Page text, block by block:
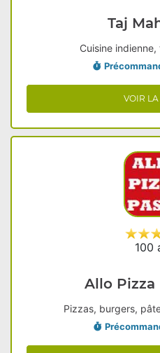
Taj
Cuisine
VOIR
100
Allo Pizza
Pizzas, burgers,